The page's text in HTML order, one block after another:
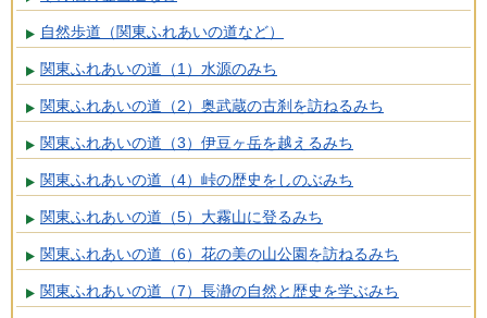
自然歩道（関東ふれあいの道など）
関東ふれあいの道（1）水源のみち
関東ふれあいの道（2）奥武蔵の古刹を訪ねるみち
関東ふれあいの道（3）伊豆ヶ岳を越えるみち
関東ふれあいの道（4）峠の歴史をしのぶみち
関東ふれあいの道（5）大霧山に登るみち
関東ふれあいの道（6）花の美の山公園を訪ねるみち
関東ふれあいの道（7）長瀞の自然と歴史を学ぶみち